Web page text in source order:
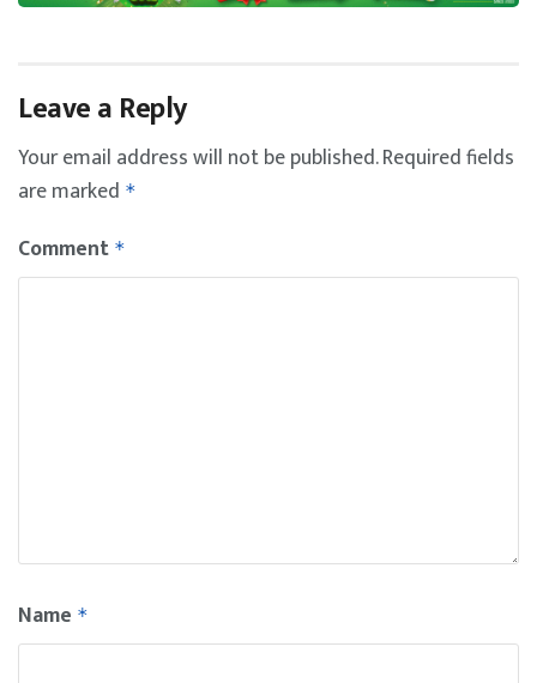
Leave a Reply
Your email address will not be published.Required fields
are marked *
Comment *
Name *